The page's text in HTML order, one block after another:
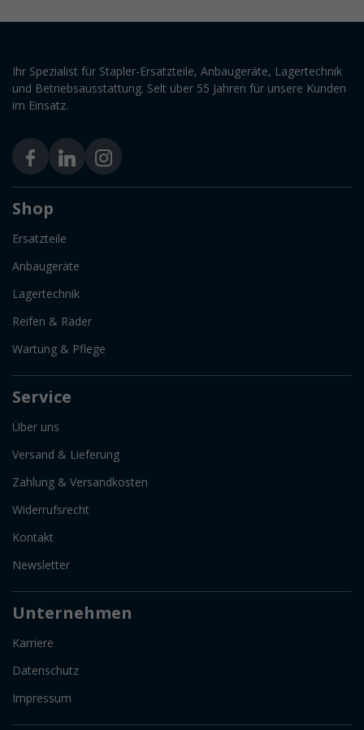
Ihr Spezialist für Stapler-Ersatzteile, Anbaugeräte, Lagertechnik
und Betriebsausstattung. Selt über 55 Jahren für unsere Kunden
im Einsatz.
Shop
Ersatzteile
Anbaugeräte
Lagertechnik
Reifen & Räder
Wartung & Pflege
Service
Über uns
Versand & Lieferung
Zahlung & Versandkosten
Widerrufsrecht
Kontakt
Newsletter
Unternehmen
Karriere
Datenschutz
Impressum